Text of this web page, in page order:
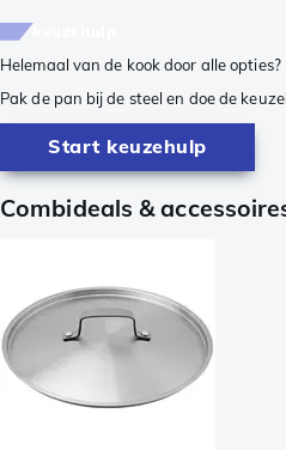
Helemaal van de kook door alle opties?
Pak de pan bij de steel en doe de
Start keuzehulp
Combideals &